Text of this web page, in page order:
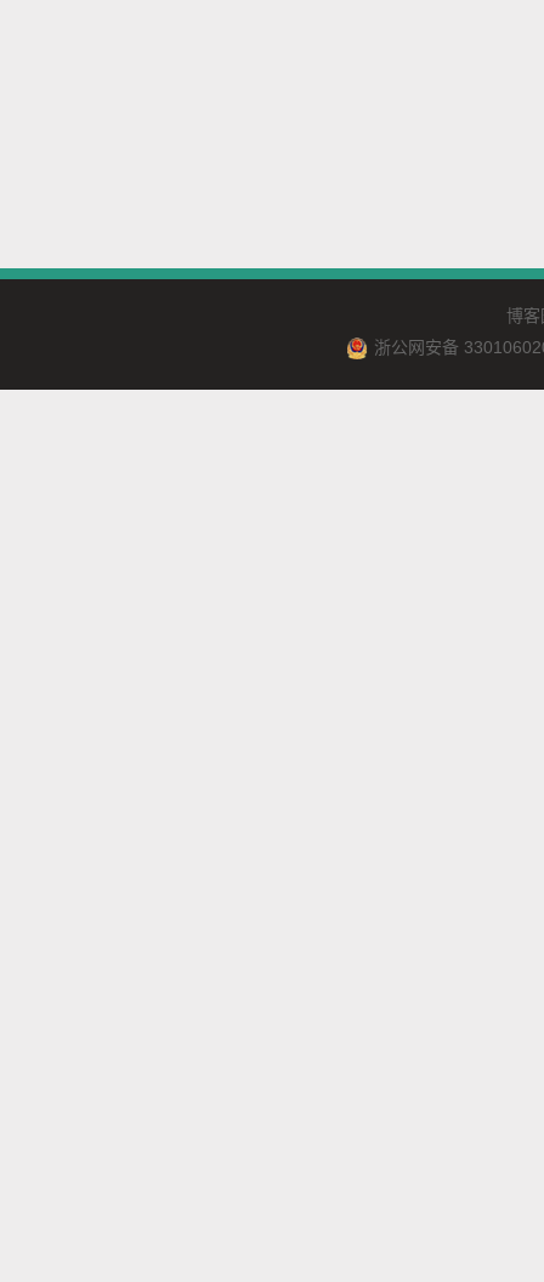
博客
浙公网安备